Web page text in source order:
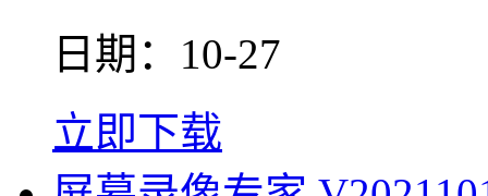
日期：10-27
立即下载